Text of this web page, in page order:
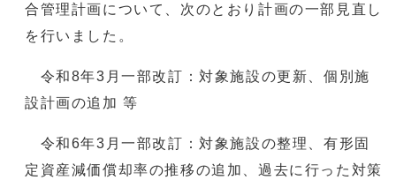
合管理計画について、次のとおり計画の一部見直し
を行いました。
令和8年3月一部改訂：対象施設の更新、個別施
設計画の追加 等
令和6年3月一部改訂：対象施設の整理、有形固
定資産減価償却率の推移の追加、過去に行った対策